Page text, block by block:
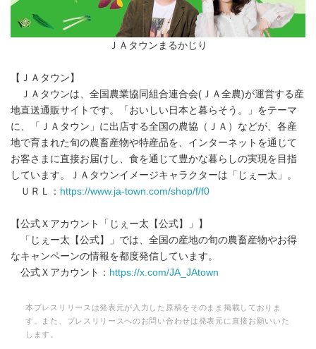
ＪＡタウンまるかじり
【ＪＡタウン】
ＪＡタウンは、全国農業協同組合連合会(ＪＡ全農)が運営する産
地直送通販サイトです。「おいしい日本と暮らそう。」をテーマ
に、「ＪＡタウン」に出店する全国の農協（ＪＡ）などが、各産
地で育まれた旬の農畜産物や特産品を、インターネットを通じて
お客さまに直接お届けし、食を通じて豊かな暮らしの実現を目指
しています。ＪＡタウンイメージキャラクターは「じぇー太」。
ＵＲＬ： https://www.ja-town.com/shop/f/f0
【公式Ｘアカウント「じぇー太【公式】」】
「じぇー太【公式】」では、全国の産地の旬の農畜産物やお得
なキャンペーンの情報を都度発信しています。
公式Ｘアカウント： https://x.com/JA_JAtown
本プレスリリースは発表元が入力した原稿をそのまま掲載しておりま
す。また、プレスリリースへのお問い合わせは発表元に直接お願いいた
します。